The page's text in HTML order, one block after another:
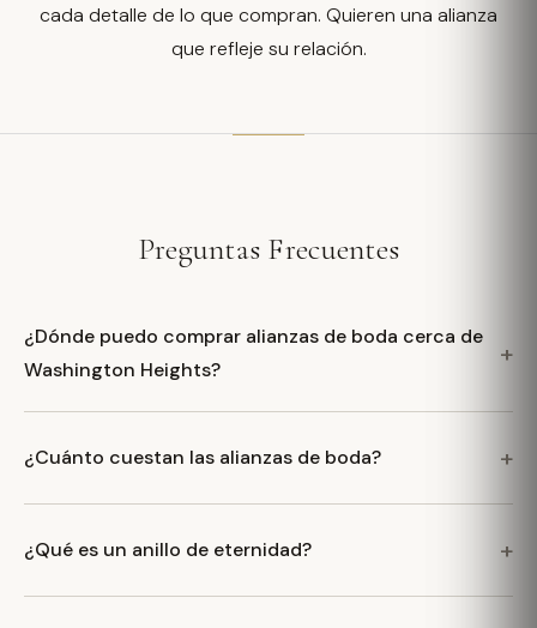
cada detalle de lo que compran. Quieren una alianza
que refleje su relación.
Preguntas Frecuentes
¿Dónde puedo comprar alianzas de boda cerca de
Washington Heights?
¿Cuánto cuestan las alianzas de boda?
¿Qué es un anillo de eternidad?